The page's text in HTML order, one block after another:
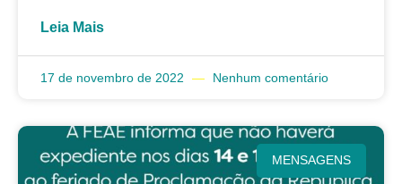
Leia Mais
17 de novembro de 2022 Nenhum comentário
MENSAGENS